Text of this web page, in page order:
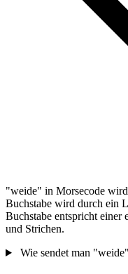
"weide" in Morsecode
Buchstabe wird durch ein
Buchstabe entspricht einer
und Strichen.
Wie sendet man